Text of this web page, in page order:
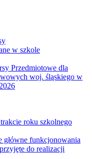
w szkole
Przedmiotowe dla
woj. śląskiego w
roku szkolnego
główne funkcjonowania
do realizacji